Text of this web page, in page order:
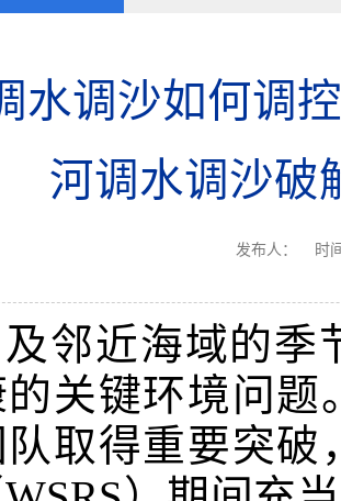
水调沙如何调
河调水调沙破
发布人： 时
邻近海域的季
关键环境问题
取得重要突破